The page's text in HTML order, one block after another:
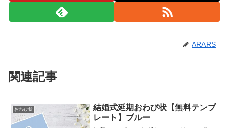
ARARS
関連記事
おわび状
結婚式延期おわび状【無料テンプ
レート】ブルー